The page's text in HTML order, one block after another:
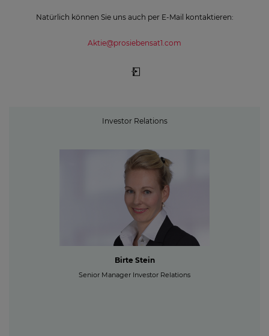
Natürlich können Sie uns auch per E-Mail kontaktieren:
Aktie@prosiebensat1.com
Investor Relations
Birte Stein
Senior Manager Investor Relations